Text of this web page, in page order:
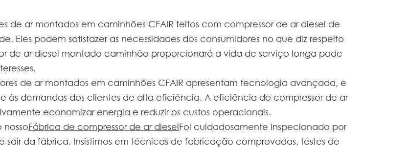
de ar montados em caminhões CFAIR feitos com compressor de ar diesel de
Eles podem satisfazer as necessidades dos consumidores no que diz respeito
de ar diesel montado caminhão proporcionará a vida de serviço longa pode
de ar montados em caminhões CFAIR apresentam tecnologia avançada, e
às demandas dos clientes de alta eficiência. A eficiência do compressor de ar
economizar energia e reduzir os custos operacionais.
Fábrica de compressor de ar dieselFoi cuidadosamente inspecionado por
sair da fábrica. Insistimos em técnicas de fabricação comprovadas, testes de